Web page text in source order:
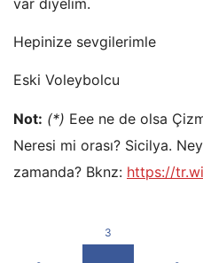
var diyelim.
Hepinize sevgilerimle
Eski Voleybolcu
Not: (*) Eee ne de olsa
Neresi mi orası? Sicilya.
zamanda? Bknz: https://